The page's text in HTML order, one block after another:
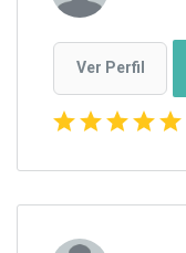
Ver Perfil
starstarstarstarstar